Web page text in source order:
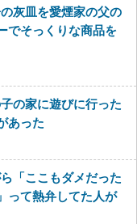
灰皿を愛煙家の父の
でそっくりな商品を
の家に遊びに行った
あった
「ここもダメだった
って熱弁してた人が